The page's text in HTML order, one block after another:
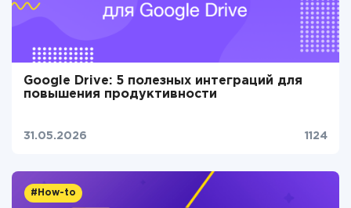
Google Drive: 5 полезных интеграций для
повышения продуктивности
31.05.2026 1124
#How-to